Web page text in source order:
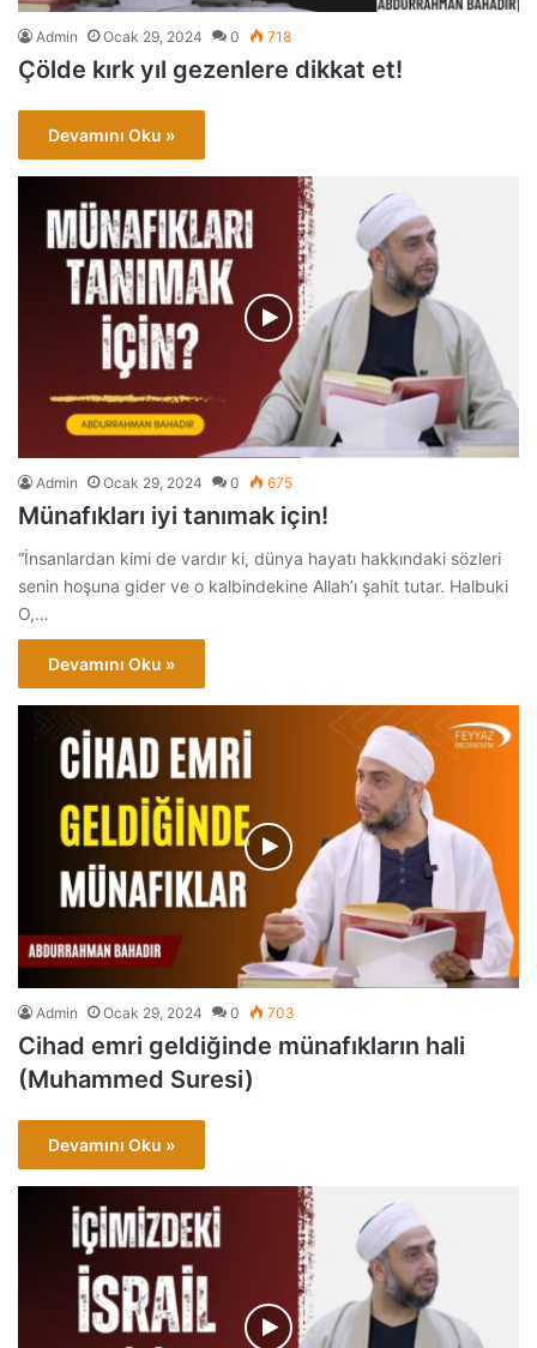
Admin Ocak 29, 2024 0 718
Çölde kırk yıl gezenlere dikkat et!
Devamını Oku »
Admin Ocak 29, 2024 0 675
Münafıkları iyi tanımak için!
“İnsanlardan kimi de vardır ki, dünya hayatı hakkındaki sözleri
senin hoşuna gider ve o kalbindekine Allah’ı şahit tutar. Halbuki
O,…
Devamını Oku »
Admin Ocak 29, 2024 0 703
Cihad emri geldiğinde münafıkların hali
(Muhammed Suresi)
Devamını Oku »